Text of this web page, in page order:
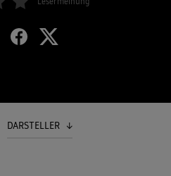
DARSTELLER